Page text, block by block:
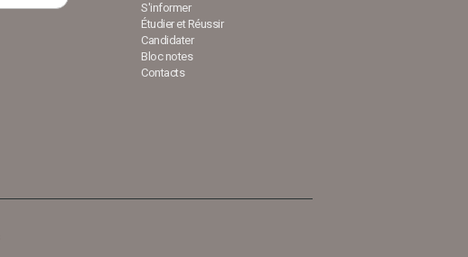
S'informer
Étudier et Réussir
Candidater
Bloc notes
Contacts